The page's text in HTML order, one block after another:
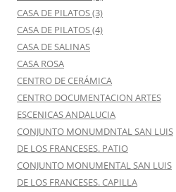
CASA DE PILATOS (3)
CASA DE PILATOS (4)
CASA DE SALINAS
CASA ROSA
CENTRO DE CERÁMICA
CENTRO DOCUMENTACION ARTES
ESCENICAS ANDALUCIA
CONJUNTO MONUMDNTAL SAN LUIS
DE LOS FRANCESES. PATIO
CONJUNTO MONUMENTAL SAN LUIS
DE LOS FRANCESES. CAPILLA